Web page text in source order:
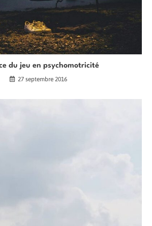
du jeu en psychomotricité
27 septembre 2016